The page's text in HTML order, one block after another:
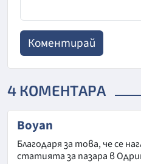
4 КОМЕНТАРА
Boyan
Благодаря за това, че се
статията за пазара в